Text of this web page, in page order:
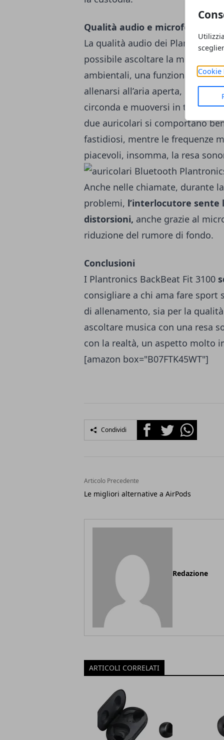
Cookie
Qualità audio e microfono
La qualità audio dei Plantronics
possibile ascoltare la musica
ambientali, una funzionalità
allenarsi all’aria aperta, in
circonda e muoversi in totale
due auricolari si comportano
fastidiosi, mentre le frequenze
piacevoli, insomma, la resa
Anche nelle chiamate, durante
problemi, l’interlocutore sente
distorsioni, anche grazie al
riduzione del rumore di fondo.
Conclusioni
I Plantronics BackBeat Fit 3100
consigliare a chi ama fare sport
di allenamento, sia per la
ascoltare musica con una resa
con la realtà, un aspetto molto
[amazon box="B07FTK45WT"]
Condividi FacebookTwitterWhatsapp
Articolo Precedente
Le migliori alternative a AirPods
Redazione
ARTICOLI CORRELATI